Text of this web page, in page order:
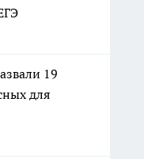
19
для